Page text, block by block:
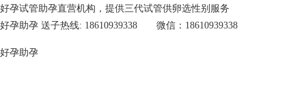
好孕试管助孕直营机构，提供三代试管供卵选性别服务
好孕助孕 送子热线: 18610939338 微信：18610939338
好孕助孕